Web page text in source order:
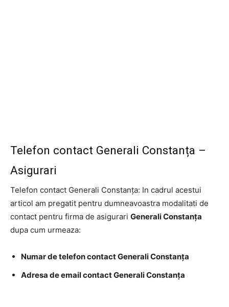
Telefon contact Generali Constanța –
Asigurari
Telefon contact Generali Constanța: In cadrul acestui
articol am pregatit pentru dumneavoastra modalitati de
contact pentru firma de asigurari Generali Constanța
dupa cum urmeaza:
Numar de telefon contact Generali Constanța
Adresa de email contact Generali Constanța